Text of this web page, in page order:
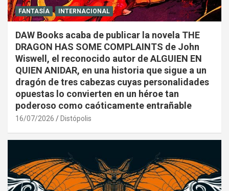
FANTASÍA INTERNACIONAL
DAW Books acaba de publicar la novela THE
DRAGON HAS SOME COMPLAINTS de John
Wiswell, el reconocido autor de ALGUIEN EN
QUIEN ANIDAR, en una historia que sigue a un
dragón de tres cabezas cuyas personalidades
opuestas lo convierten en un héroe tan
poderoso como caóticamente entrañable
16/07/2026 Distópolis